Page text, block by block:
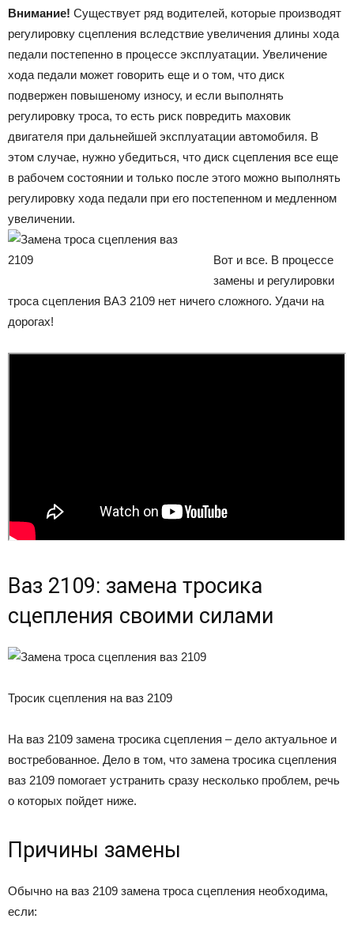
Внимание! Существует ряд водителей, которые производят
регулировку сцепления вследствие увеличения длины хода
педали постепенно в процессе эксплуатации. Увеличение
хода педали может говорить еще и о том, что диск
подвержен повышеному износу, и если выполнять
регулировку троса, то есть риск повредить маховик
двигателя при дальнейшей эксплуатации автомобиля. В
этом случае, нужно убедиться, что диск сцепления все еще
в рабочем состоянии и только после этого можно выполнять
регулировку хода педали при его постепенном и медленном
увеличении.
Вот и все. В процессе
замены и регулировки
троса сцепления ВАЗ 2109 нет ничего сложного. Удачи на
дорогах!
Ваз 2109: замена тросика
сцепления своими силами
Тросик сцепления на ваз 2109
На ваз 2109 замена тросика сцепления – дело актуальное и
востребованное. Дело в том, что замена тросика сцепления
ваз 2109 помогает устранить сразу несколько проблем, речь
о которых пойдет ниже.
Причины замены
Обычно на ваз 2109 замена троса сцепления необходима,
если: